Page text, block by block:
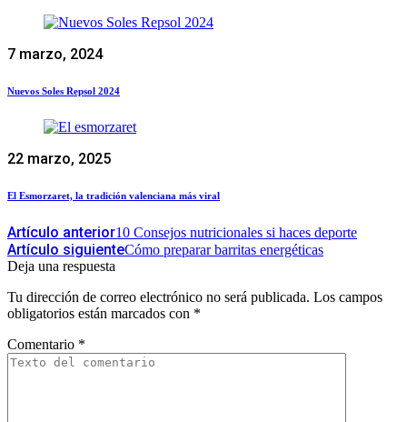
7 marzo, 2024
Nuevos Soles Repsol 2024
22 marzo, 2025
El Esmorzaret, la tradición valenciana más viral
Artículo anterior10 Consejos nutricionales si haces deporte
Artículo siguienteCómo preparar barritas energéticas
Deja una respuesta
Tu dirección de correo electrónico no será publicada. Los campos
obligatorios están marcados con *
Comentario *